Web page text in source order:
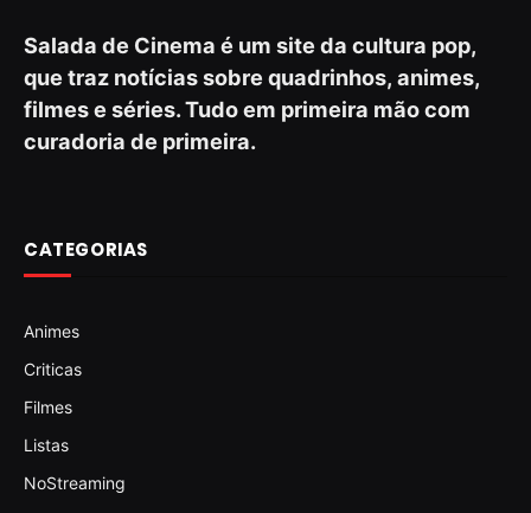
Salada de Cinema é um site da cultura pop,
que traz notícias sobre quadrinhos, animes,
filmes e séries. Tudo em primeira mão com
curadoria de primeira.
CATEGORIAS
Animes
Criticas
Filmes
Listas
NoStreaming